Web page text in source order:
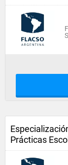
Prácticas